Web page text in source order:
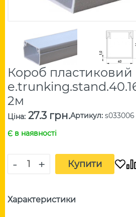
Короб пластиковий
2м
Ціна: 27.3 грн.Артикул: s033006
Є в наявності
- + Купити
Характеристики